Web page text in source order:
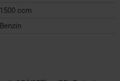
1500 ccm
Benzin